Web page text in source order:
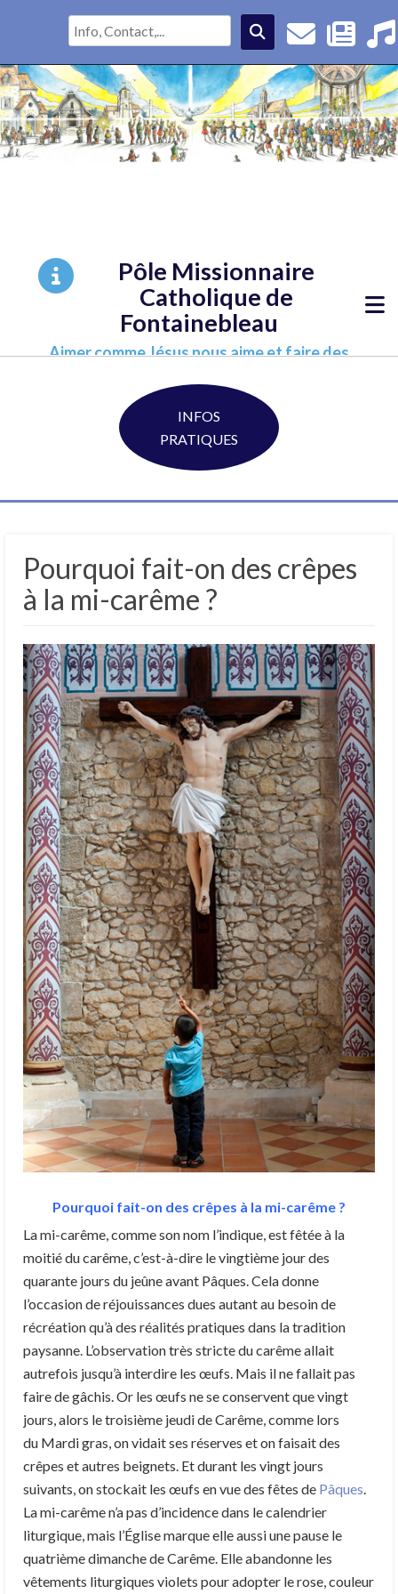
Pôle Missionnaire
Catholique de
Fontainebleau
Aimer comme Jésus nous aime et faire des
INFOS
PRATIQUES
Pourquoi fait-on des crêpes
à la mi-carême ?
Pourquoi fait-on des crêpes à la mi-carême ?
La mi-carême, comme son nom l’indique, est fêtée à la
moitié du carême, c’est-à-dire le vingtième jour des
quarante jours du jeûne avant Pâques. Cela donne
l’occasion de réjouissances dues autant au besoin de
récréation qu’à des réalités pratiques dans la tradition
paysanne. L’observation très stricte du carême allait
autrefois jusqu’à interdire les œufs. Mais il ne fallait pas
faire de gâchis. Or les œufs ne se conservent que vingt
jours, alors le troisième jeudi de Carême, comme lors
du Mardi gras, on vidait ses réserves et on faisait des
crêpes et autres beignets. Et durant les vingt jours
suivants, on stockait les œufs en vue des fêtes de Pâques.
La mi-carême n’a pas d’incidence dans le calendrier
liturgique, mais l’Église marque elle aussi une pause le
quatrième dimanche de Carême. Elle abandonne les
vêtements liturgiques violets pour adopter le rose, couleur